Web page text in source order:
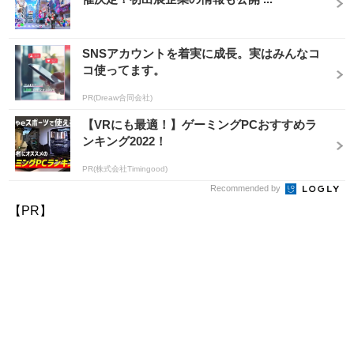
SNSアカウントを着実に成長。実はみんなコ
コ使ってます。
PR(Dreaw合同会社)
【VRにも最適！】ゲーミングPCおすすめラ
ンキング2022！
PR(株式会社Timingood)
Recommended by
【PR】